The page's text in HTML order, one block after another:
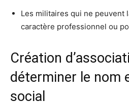
Les militaires qui ne peuvent
caractère professionnel ou
Création
déterminer le nom
social